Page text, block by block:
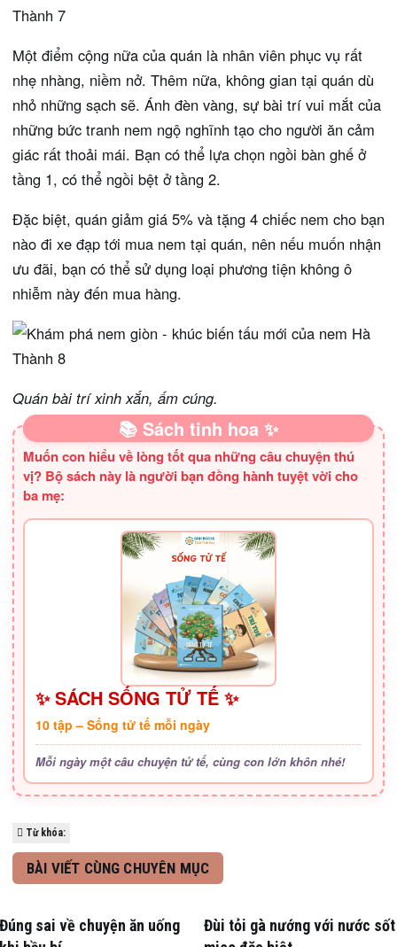
Một điểm cộng nữa của quán là nhân viên phục vụ rất
nhẹ nhàng, niềm nở. Thêm nữa, không gian tại quán dù
nhỏ những sạch sẽ. Ánh đèn vàng, sự bài trí vui mắt của
những bức tranh nem ngộ nghĩnh tạo cho người ăn cảm
giác rất thoải mái. Bạn có thể lựa chọn ngồi bàn ghế ở
tầng 1, có thể ngồi bệt ở tầng 2.
Đặc biệt, quán giảm giá 5% và tặng 4 chiếc nem cho bạn
nào đi xe đạp tới mua nem tại quán, nên nếu muốn nhận
ưu đãi, bạn có thể sử dụng loại phương tiện không ô
nhiễm này đến mua hàng.
Quán bài trí xinh xắn, ấm cúng.
📚 Sách tinh hoa ✨
Muốn con hiểu về lòng tốt qua những câu chuyện thú
vị? Bộ sách này là người bạn đồng hành tuyệt vời cho
ba mẹ:
✨ SÁCH SỐNG TỬ TẾ ✨
10 tập – Sống tử tế mỗi ngày
Mỗi ngày một câu chuyện tử tế, cùng con lớn khôn nhé!
Từ khóa:
BÀI VIẾT CÙNG CHUYÊN MỤC
Đúng sai về chuyện ăn uống
Đùi tỏi gà nướng với nước sốt